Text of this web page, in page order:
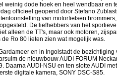
weinig dode hoek en heel wendbaar en
officieel geopend door Stefano
van motorfietsen
De liefhebbers van het
alleen de TT's, maar ook motoren,
Ro 80 lieten zien wat mogelijk was.
en in Ingolstadt de
de nieuwbouw AUDI FORUM
Daarna AUDI-NSU en ten slotte AUDI
digitale kamera, SONY DSC-S85.